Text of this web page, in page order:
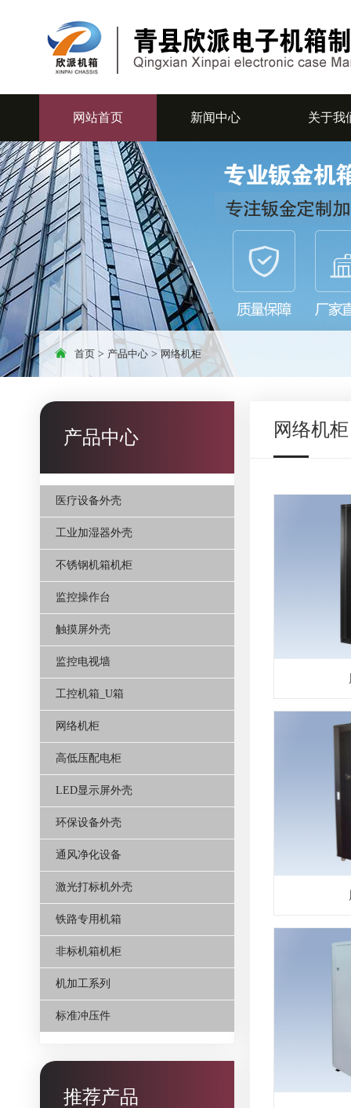
网站首页 新闻中心 关于我
首页 > 产品中心 >网络机柜
产品中心
医疗设备外壳
工业加湿器外壳
不锈钢机箱机柜
监控操作台
触摸屏外壳
监控电视墙
工控机箱_U箱
网络机柜
高低压配电柜
LED显示屏外壳
环保设备外壳
通风净化设备
激光打标机外壳
铁路专用机箱
非标机箱机柜
机加工系列
标准冲压件
推荐产品
网络机柜